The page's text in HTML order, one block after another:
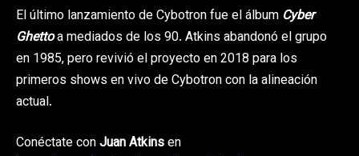
El último lanzamiento de Cybotron fue el álbum Cyber
Ghettoa mediados de los 90. Atkins abandonó el grupo
en 1985, pero revivió el proyecto en 2018 para los
primeros shows en vivo de Cybotron con la alineación
actual.
Conéctate conJuan Atkinsen